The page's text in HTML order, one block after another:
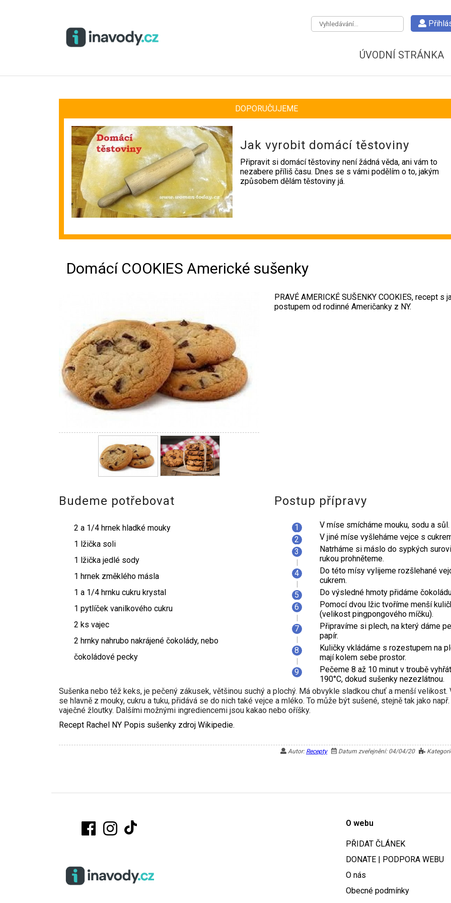
ÚVODNÍ STRÁNKA
DOPORUČUJEME
Jak vyrobit domácí těstoviny
Připravit si domácí těstoviny není žádná věda, ani vám to
nezabere příliš času. Dnes se s vámi podělím o to, jakým
způsobem dělám těstoviny já.
Domácí COOKIES Americké sušenky
PRAVÉ AMERICKÉ SUŠENKY COOKIES, recept s
postupem od rodinné Američanky z NY.
Budeme potřebovat
2 a 1/4 hrnek hladké mouky
1 lžička soli
1 lžička jedlé sody
1 hrnek změklého másla
1 a 1/4 hrnku cukru krystal
1 pytlíček vanilkového cukru
2 ks vajec
2 hrnky nahrubo nakrájené čokolády, nebo
čokoládové pecky
Postup přípravy
V míse smícháme mouku, sodu a sůl.
V jiné míse vyšleháme vejce s
Natrháme si máslo do sypkých
rukou prohněteme.
Do této mísy vylijeme rozšlehané
cukrem.
Do výsledné hmoty přidáme
Pomocí dvou lžic tvoříme menší
(velikost pingpongového míčku).
Připravíme si plech, na který dáme
papír.
Kuličky vkládáme s rozestupem na
mají kolem sebe prostor.
Pečeme 8 až 10 minut v troubě
190°C, dokud sušenky nezezlátnou.
Sušenka nebo též keks, je pečený zákusek, většinou suchý a plochý. Má obvykle sladkou chuť a menší velikost.
se hlavně z mouky, cukru a tuku, přidává se do nich také vejce a mléko. To může být sušené, stejně tak jako např.
vaječné žloutky. Dalšími možnými ingrediencemi jsou kakao nebo oříšky.
Recept Rachel NY Popis sušenky zdroj Wikipedie.
Autor: Recepty Datum zveřejnění: 04/04/20
O webu
PŘIDAT ČLÁNEK
DONATE | PODPORA WEBU
O nás
Obecné podmínky